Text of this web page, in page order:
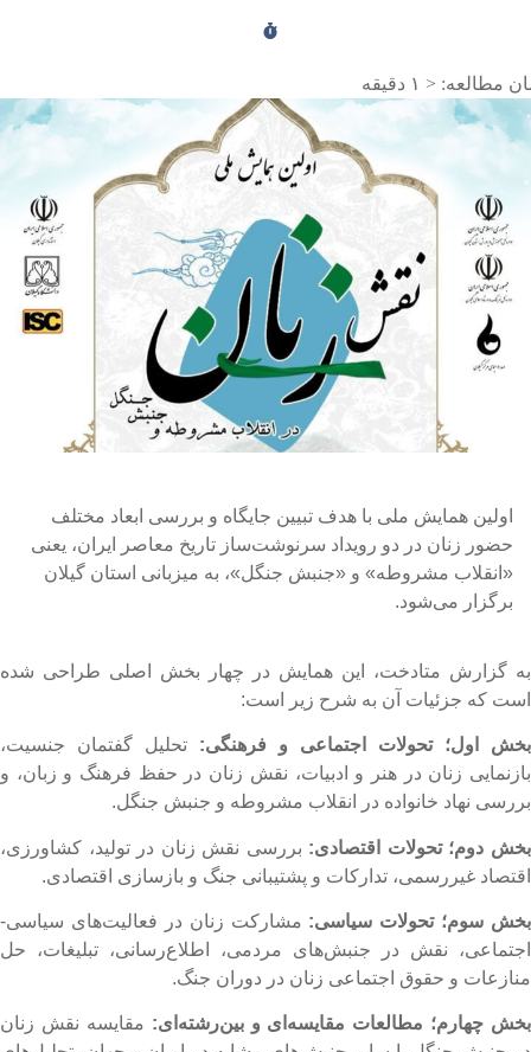
مطالعه: < ۱ دقیقه
اولین همایش ملی با هدف تبیین جایگاه و بررسی ابعاد مختلف
حضور زنان در دو رویداد سرنوشت‌ساز تاریخ معاصر ایران، یعنی
«انقلاب مشروطه» و «جنبش جنگل»، به میزبانی استان گیلان
برگزار می‌شود.
گزارش متادخت، این همایش در چهار بخش اصلی طراحی شده
که جزئیات آن به شرح زیر است:
اول؛ تحولات اجتماعی و فرهنگی:تحلیل گفتمان جنسیت،
زنان در هنر و ادبیات، نقش زنان در حفظ فرهنگ و زبان، و
نهاد خانواده در انقلاب مشروطه و جنبش جنگل.
دوم؛ تحولات اقتصادی:بررسی نقش زنان در تولید، کشاورزی،
غیررسمی، تدارکات و پشتیبانی جنگ و بازسازی اقتصادی.
سوم؛ تحولات سیاسی:مشارکت زنان در فعالیت‌های سیاسی-
نقش در جنبش‌های مردمی، اطلاع‌رسانی، تبلیغات، حل
و حقوق اجتماعی زنان در دوران جنگ.
چهارم؛ مطالعات مقایسه‌ای و بین‌رشته‌ای: مقایسه نقش زنان